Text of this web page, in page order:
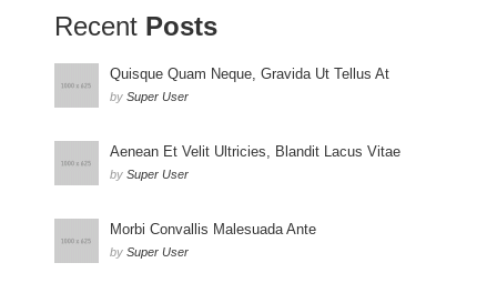
Recent Posts
Quisque Quam Neque, Gravida Ut Tellus At
by Super User
Aenean Et Velit Ultricies, Blandit Lacus Vitae
by Super User
Morbi Convallis Malesuada Ante
by Super User